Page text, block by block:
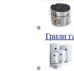
Грили